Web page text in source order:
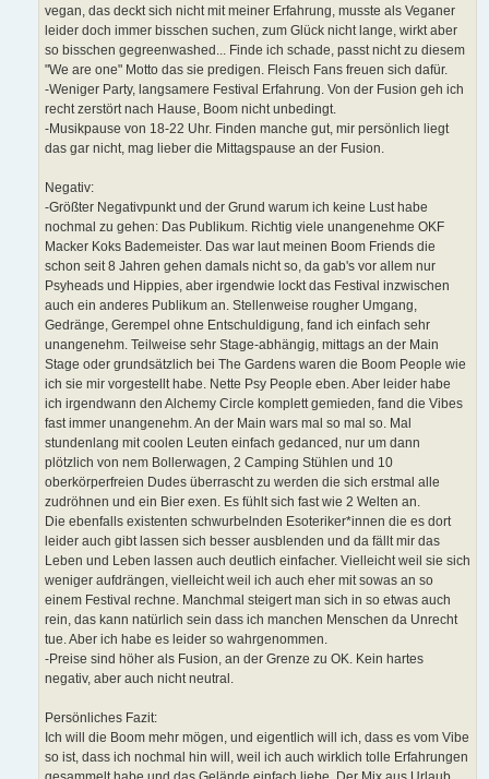
vegan, das deckt sich nicht mit meiner Erfahrung, musste als Veganer
leider doch immer bisschen suchen, zum Glück nicht lange, wirkt aber
so bisschen gegreenwashed... Finde ich schade, passt nicht zu diesem
"We are one" Motto das sie predigen. Fleisch Fans freuen sich dafür.
-Weniger Party, langsamere Festival Erfahrung. Von der Fusion geh ich
recht zerstört nach Hause, Boom nicht unbedingt.
-Musikpause von 18-22 Uhr. Finden manche gut, mir persönlich liegt
das gar nicht, mag lieber die Mittagspause an der Fusion.
Negativ:
-Größter Negativpunkt und der Grund warum ich keine Lust habe
nochmal zu gehen: Das Publikum. Richtig viele unangenehme OKF
Macker Koks Bademeister. Das war laut meinen Boom Friends die
schon seit 8 Jahren gehen damals nicht so, da gab's vor allem nur
Psyheads und Hippies, aber irgendwie lockt das Festival inzwischen
auch ein anderes Publikum an. Stellenweise rougher Umgang,
Gedränge, Gerempel ohne Entschuldigung, fand ich einfach sehr
unangenehm. Teilweise sehr Stage-abhängig, mittags an der Main
Stage oder grundsätzlich bei The Gardens waren die Boom People wie
ich sie mir vorgestellt habe. Nette Psy People eben. Aber leider habe
ich irgendwann den Alchemy Circle komplett gemieden, fand die Vibes
fast immer unangenehm. An der Main wars mal so mal so. Mal
stundenlang mit coolen Leuten einfach gedanced, nur um dann
plötzlich von nem Bollerwagen, 2 Camping Stühlen und 10
oberkörperfreien Dudes überrascht zu werden die sich erstmal alle
zudröhnen und ein Bier exen. Es fühlt sich fast wie 2 Welten an.
Die ebenfalls existenten schwurbelnden Esoteriker*innen die es dort
leider auch gibt lassen sich besser ausblenden und da fällt mir das
Leben und Leben lassen auch deutlich einfacher. Vielleicht weil sie sich
weniger aufdrängen, vielleicht weil ich auch eher mit sowas an so
einem Festival rechne. Manchmal steigert man sich in so etwas auch
rein, das kann natürlich sein dass ich manchen Menschen da Unrecht
tue. Aber ich habe es leider so wahrgenommen.
-Preise sind höher als Fusion, an der Grenze zu OK. Kein hartes
negativ, aber auch nicht neutral.
Persönliches Fazit:
Ich will die Boom mehr mögen, und eigentlich will ich, dass es vom Vibe
so ist, dass ich nochmal hin will, weil ich auch wirklich tolle Erfahrungen